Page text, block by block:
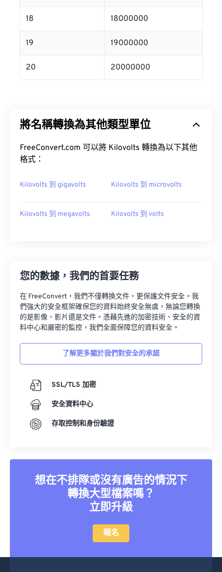
18 18000000
19 19000000
20 20000000
將名稱轉換為其他類型單位
FreeConvert.com 可以將 Kilovolts 轉換為以下其他
格式：
Kilovolts 到 gigavolts Kilovolts 到 microvolts
Kilovolts 到 megavolts Kilovolts 到 volts
您的數據，我們的首要任務
在 FreeConvert，我們不僅轉換文件，更保護文件安全。我
們強大的安全框架確保您的資料始終安全無虞，無論您轉換
的是影像、影片還是文件。憑藉先進的加密技術、安全的資
料中心和嚴密的監控，我們全面保障您的資料安全。
了解更多關於我們對安全的承諾
SSL/TLS 加密
安全資料中心
存取控制和身份驗證
想在不排隊或沒有廣告的情況下
轉換大型檔案嗎？
立即升級
報名